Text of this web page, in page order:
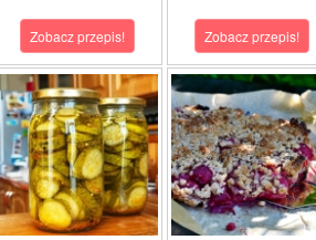
Zobacz przepis! Zobacz przepis!